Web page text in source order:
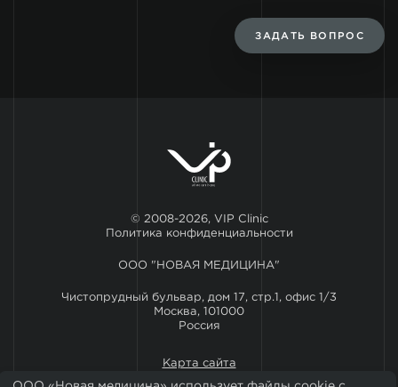
ЗАДАТЬ ВОПРОС
© 2008-2026, VIP Clinic
Политика конфиденциальности
ООО "НОВАЯ МЕДИЦИНА"
Чистопрудный бульвар, дом 17, стр.1, офис 1/3
Москва, 101000
Россия
Карта сайта